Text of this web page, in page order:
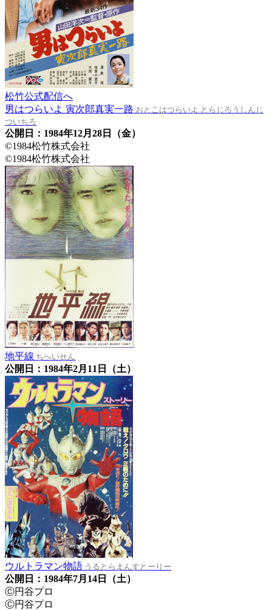
松竹公式配信へ
男はつらいよ 寅次郎真実一路 おとこはつらいよ とらじろうしんじ
ついちろ
公開日：1984年12月28日（金）
©1984松竹株式会社
©1984松竹株式会社
地平線 ちへいせん
公開日：1984年2月11日（土）
ウルトラマン物語 うるとらまんすとーりー
公開日：1984年7月14日（土）
Ⓒ円谷プロ
Ⓒ円谷プロ